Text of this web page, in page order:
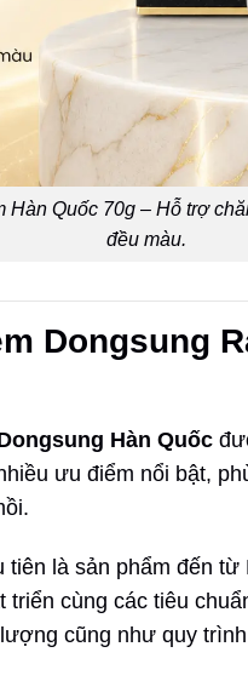
Quốc 70g – Hỗ trợ
đều màu.
Dongsung
Hàn Quốc
ưu điểm nổi bật,
là sản phẩm đến
triển cùng các tiêu
cũng như quy